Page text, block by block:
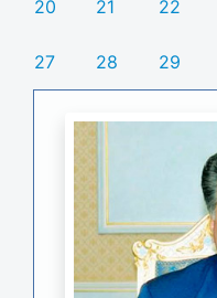
20 21 22
27 28 29